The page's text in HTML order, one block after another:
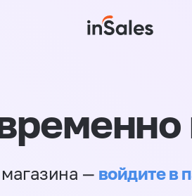
— войдите в